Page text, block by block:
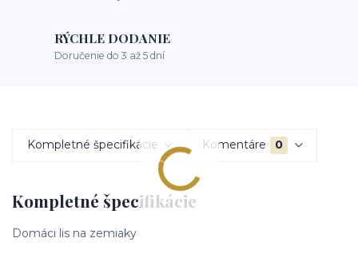
RÝCHLE DODANIE
Doručenie do 3 až 5 dní
Kompletné špecifikácie Komentáre 0
Kompletné špecifikácie
Domáci lis na zemiaky